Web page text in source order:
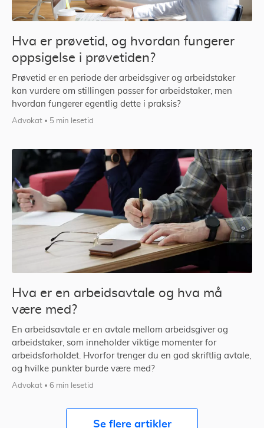
Hva er prøvetid, og hvordan fungerer
oppsigelse i prøvetiden?
Prøvetid er en periode der arbeidsgiver og arbeidstaker
kan vurdere om stillingen passer for arbeidstaker, men
hvordan fungerer egentlig dette i praksis?
Advokat 5 min lesetid
Hva er en arbeidsavtale og hva må
være med?
En arbeidsavtale er en avtale mellom arbeidsgiver og
arbeidstaker, som inneholder viktige momenter for
arbeidsforholdet. Hvorfor trenger du en god skriftlig avtale,
og hvilke punkter burde være med?
Advokat 6 min lesetid
Se flere artikler